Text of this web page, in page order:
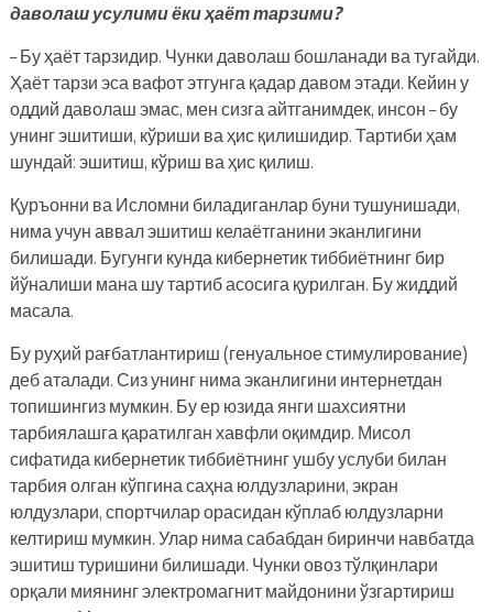
даволаш усулими ёки ҳаёт тарзими?
– Бу ҳаёт тарзидир. Чунки даволаш бошланади ва тугайди.
Ҳаёт тарзи эса вафот этгунга қадар давом этади. Кейин у
оддий даволаш эмас, мен сизга айтганимдек, инсон – бу
унинг эшитиши, кўриши ва ҳис қилишидир. Тартиби ҳам
шундай: эшитиш, кўриш ва ҳис қилиш.
Қуръонни ва Исломни биладиганлар буни тушунишади,
нима учун аввал эшитиш келаётганини эканлигини
билишади. Бугунги кунда кибернетик тиббиётнинг бир
йўналиши мана шу тартиб асосига қурилган. Бу жиддий
масала.
Бу руҳий рағбатлантириш (генуальное стимулирование)
деб аталади. Сиз унинг нима эканлигини интернетдан
топишингиз мумкин. Бу ер юзида янги шахсиятни
тарбиялашга қаратилган хавфли оқимдир. Мисол
сифатида кибернетик тиббиётнинг ушбу услуби билан
тарбия олган кўпгина саҳна юлдузларини, экран
юлдузлари, спортчилар орасидан кўплаб юлдузларни
келтириш мумкин. Улар нима сабабдан биринчи навбатда
эшитиш туришини билишади. Чунки овоз тўлқинлари
орқали миянинг электромагнит майдонини ўзгартириш